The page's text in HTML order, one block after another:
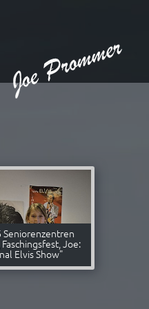
Seniorenzentren
Joe:
Elvis Show"